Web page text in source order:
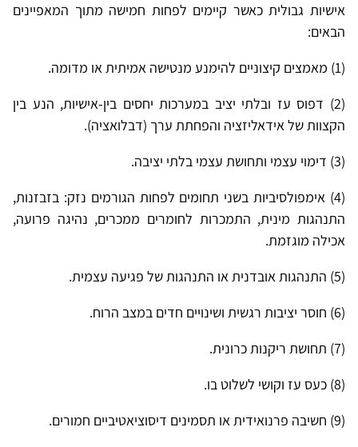
אישיות גבולית כאשר קיימים לפחות חמישה מתוך המאפיינים
הבאים:
(1) מאמצים קיצוניים להימנע מנטישה אמיתית או מדומה.
(2) דפוס עז ובלתי יציב במערכות יחסים בין-אישיות, הנע בין
הקצוות של אידאליזציה והפחתת ערך (דבלואציה).
(3) דימוי עצמי ותחושת עצמי בלתי יציבה.
(4) אימפולסיביות בשני תחומים לפחות הגורמים נזק: בזבזנות,
התנהגות מינית, התמכרות לחומרים ממכרים, נהיגה פרועה,
אכילה מוגזמת.
(5) התנהגות אובדנית או התנהגות של פגיעה עצמית.
(6) חוסר יציבות רגשית ושינויים חדים במצב הרוח.
(7) תחושת ריקנות כרונית.
(8) כעס עז וקושי לשלוט בו.
(9) חשיבה פרנואידית או תסמינים דיסוציאטיביים חמורים.